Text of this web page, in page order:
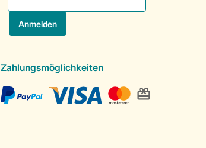
Zahlungsmöglichkeiten